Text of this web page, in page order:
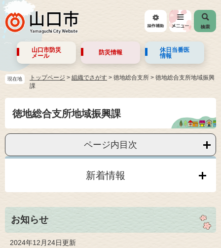
山口市防災
メール
防災情報
休日当番医
情報
現在地 トップページ > 組織でさがす > 徳地総合支所 > 徳地総合支所地域振興
課
徳地総合支所地域振興課
ページ内目次
新着情報
お知らせ
2024年12月24日更新